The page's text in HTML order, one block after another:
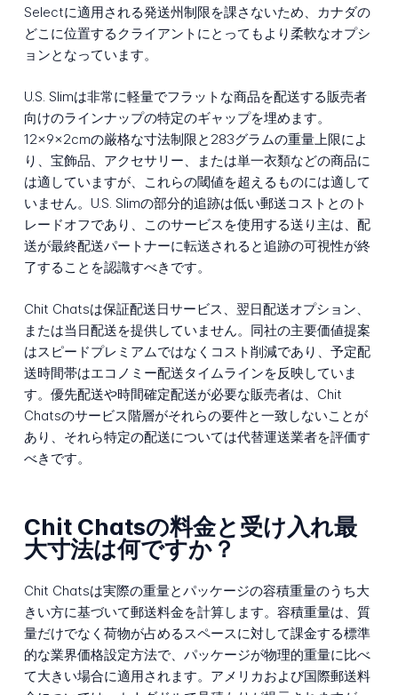
Selectに適用される発送州制限を課さないため、カナダの
どこに位置するクライアントにとってもより柔軟なオプシ
ョンとなっています。
U.S. Slimは非常に軽量でフラットな商品を配送する販売者
向けのラインナップの特定のギャップを埋めます。
12×9×2cmの厳格な寸法制限と283グラムの重量上限によ
り、宝飾品、アクセサリー、または単一衣類などの商品に
は適していますが、これらの閾値を超えるものには適して
いません。U.S. Slimの部分的追跡は低い郵送コストとのト
レードオフであり、このサービスを使用する送り主は、配
送が最終配送パートナーに転送されると追跡の可視性が終
了することを認識すべきです。
Chit Chatsは保証配送日サービス、翌日配送オプション、
または当日配送を提供していません。同社の主要価値提案
はスピードプレミアムではなくコスト削減であり、予定配
送時間帯はエコノミー配送タイムラインを反映していま
す。優先配送や時間確定配送が必要な販売者は、Chit
Chatsのサービス階層がそれらの要件と一致しないことが
あり、それら特定の配送については代替運送業者を評価す
べきです。
Chit Chatsの料金と受け入れ最
大寸法は何ですか？
Chit Chatsは実際の重量とパッケージの容積重量のうち大
きい方に基づいて郵送料金を計算します。容積重量は、質
量だけでなく荷物が占めるスペースに対して課金する標準
的な業界価格設定方法で、パッケージが物理的重量に比べ
て大きい場合に適用されます。アメリカおよび国際郵送料